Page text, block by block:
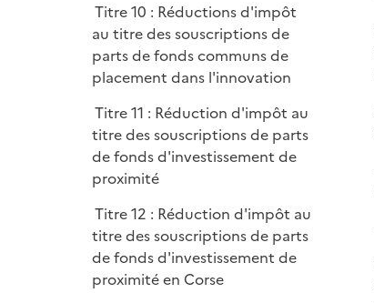
r
Titre 10 : Réductions d'impôt
au titre des souscriptions de
parts de fonds communs de
placement dans l'innovation
Titre 11 : Réduction d'impôt au
titre des souscriptions de parts
de fonds d'investissement de
proximité
Titre 12 : Réduction d'impôt au
titre des souscriptions de parts
de fonds d'investissement de
proximité en Corse